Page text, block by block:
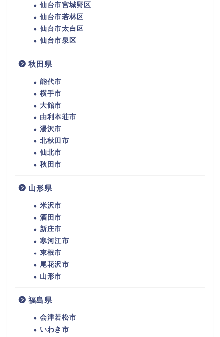
仙台市宮城野区
仙台市若林区
仙台市太白区
仙台市泉区
秋田県
能代市
横手市
大館市
由利本荘市
湯沢市
北秋田市
仙北市
秋田市
山形県
米沢市
酒田市
新庄市
寒河江市
東根市
尾花沢市
山形市
福島県
会津若松市
いわき市